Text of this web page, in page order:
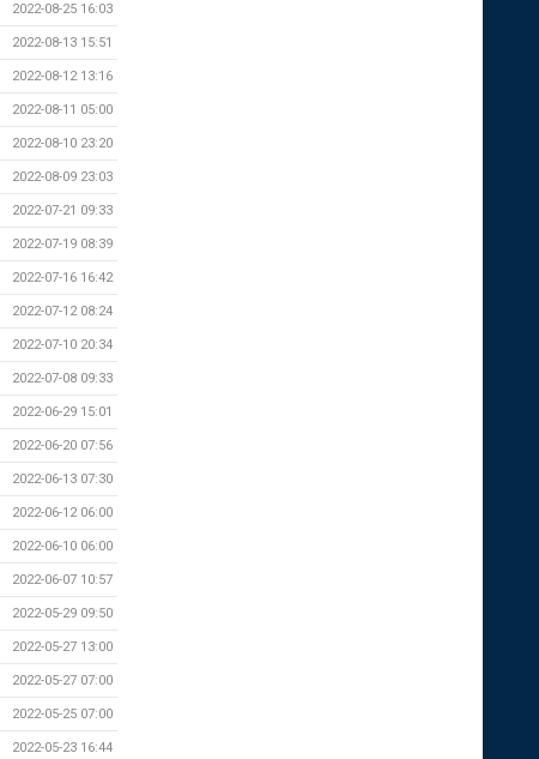
2022-08-25 16:03
2022-08-13 15:51
2022-08-12 13:16
2022-08-11 05:00
2022-08-10 23:20
2022-08-09 23:03
2022-07-21 09:33
2022-07-19 08:39
2022-07-16 16:42
2022-07-12 08:24
2022-07-10 20:34
2022-07-08 09:33
2022-06-29 15:01
2022-06-20 07:56
2022-06-13 07:30
2022-06-12 06:00
2022-06-10 06:00
2022-06-07 10:57
2022-05-29 09:50
2022-05-27 13:00
2022-05-27 07:00
2022-05-25 07:00
2022-05-23 16:44